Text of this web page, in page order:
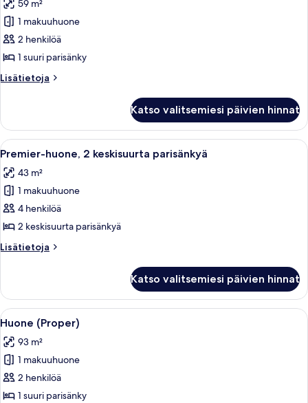
huonetyypin
Huone,
parveke
(Proper)
kuvat
59 m²
1 makuuhuone
2 henkilöä
1 suuri parisänky
Lisätietoja
Lisätietoja
(Proper)
Katso valitsemiesi päivien hinnat
Avaa
kaikki
huonetyypin
Premier-
huone,
2
keskisuurta
parisänkyä
9
Premier-huone, 2 keskisuurta parisänkyä
43 m²
1 makuuhuone
4 henkilöä
2 keskisuurta parisänkyä
Lisätietoja
Lisätietoja
2
keskisuurta
parisänkyä
Katso valitsemiesi päivien hinnat
Avaa
kaikki
huonetyypin
Huone
(Proper)
kuvat
Huoneessa on suuri kehystetty
17
Huone (Proper)
93 m²
1 makuuhuone
2 henkilöä
1 suuri parisänky